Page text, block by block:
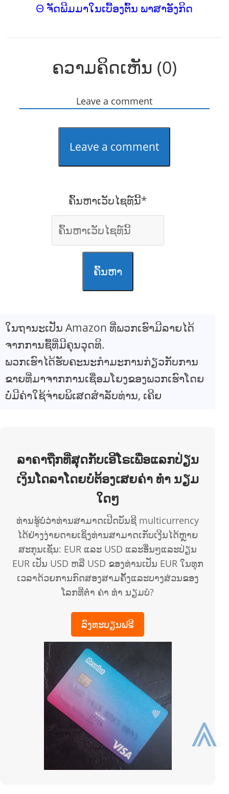
Θ ຈັດພີມມາໃນເບື້ອງຕົ້ນ ພາສາອັງກິດ
ຄວາມຄິດເຫັນ (0)
Leave a comment
Leave a comment
ຄົ້ນຫາເວັບໄຊທ໌ນີ້*
ຄົ້ນຫາ
ໃນຖານະເປັນ Amazon ທີ່ພວກເຮົາມີລາຍໄດ້
ຈາກການຊື້ທີ່ມີຄຸນວຸດທິ.
ພວກເຮົາໄດ້ຮັບຄະນະກໍາມະການກ່ຽວກັບການ
ຂາຍທີ່ມາຈາກການເຊື່ອມໂຍງຂອງພວກເຮົາໂດຍ
ບໍ່ມີຄ່າໃຊ້ຈ່າຍພິເສດສໍາລັບທ່ານ, ເຄີຍ
ລາຄາຖືກທີ່ສຸດກັບເອີໂຣເພື່ອແລກປ່ຽນ
ເງິນໂດລາໂດຍບໍ່ຕ້ອງເສຍຄ່າ ທຳ ນຽມ
ໃດໆ
ທ່ານຮູ້ບໍ່ວ່າທ່ານສາມາດເປີດບັນຊີ multicurrency
ໄດ້ຢ່າງງ່າຍດາຍເຊິ່ງທ່ານສາມາດເກັບເງີນໄດ້ຫຼາຍ
ສະກຸນເຊັ່ນ: EUR ແລະ USD ແລະອື່ນໆແລະປ່ຽນ
EUR ເປັນ USD ຫລື USD ຂອງທ່ານເປັນ EUR ໃນທຸກ
ເວລາດ້ວຍການກົດສອງສາມຄັ້ງແລະບາງສ່ວນຂອງ
ໂລກທີ່ຕໍ່າ ຄ່າ ທຳ ນຽມບໍ?
ລົງທະບຽນຟຣີ
⩓